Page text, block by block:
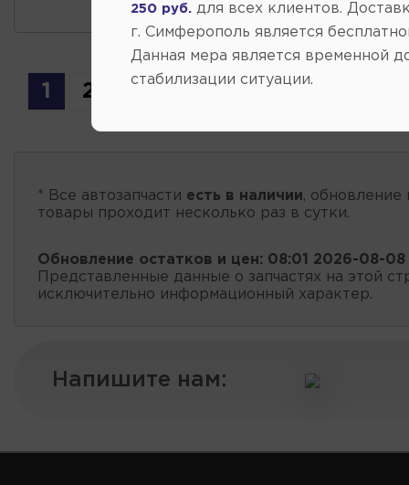
1 2
* Все автозапчасти есть в наличии, обновление
товары проходит несколько раз в сутки.
Обновление остатков и цен: 08:01 2026-08-08
Представленные данные о запчастях на этой
исключительно информационный характер.
Напишите нам:
250 руб.
для всех клиентов.
г. Симферополь является
Данная мера является временной
стабилизации ситуации.